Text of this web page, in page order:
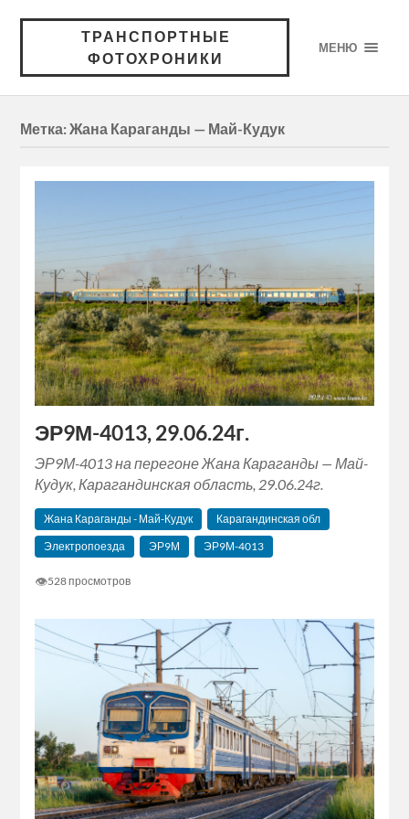
ТРАНСПОРТНЫЕ
ФОТОХРОНИКИ
МЕНЮ
Метка:Жана Караганды — Май-Кудук
ЭР9М-4013, 29.06.24г.
ЭР9М-4013 на перегоне Жана Караганды — Май-
Кудук, Карагандинская область, 29.06.24г.
Жана Караганды - Май-Кудук
Карагандинская обл
Электропоезда
ЭР9М ЭР9М-4013
👁528 просмотров